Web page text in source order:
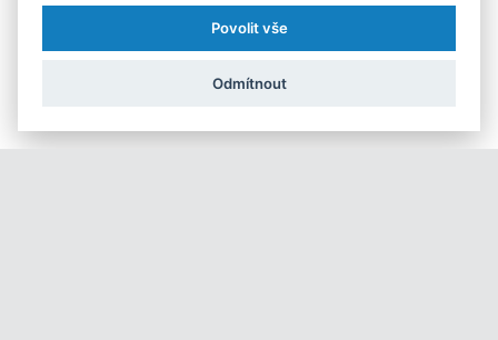
kampaň regulátora, jež by podnikatele připravila na nové
Povolit vše
Odmítnout